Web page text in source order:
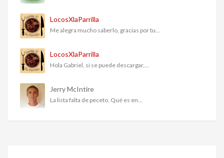
LocosXlaParrilla
Me alegra mucho saberlo, gracias por tu...
LocosXlaParrilla
Hola Gabriel, si se puede descargar,...
Jerry McIntire
La lista falta de peceto. Qué es en...